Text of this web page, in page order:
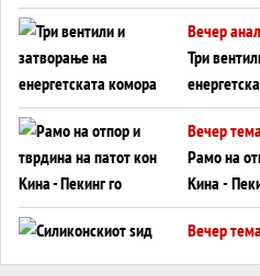
Вечер
Три
во Суец
инфаркт?
Вечер тема
Рамо на
Кина -
Вечер тема